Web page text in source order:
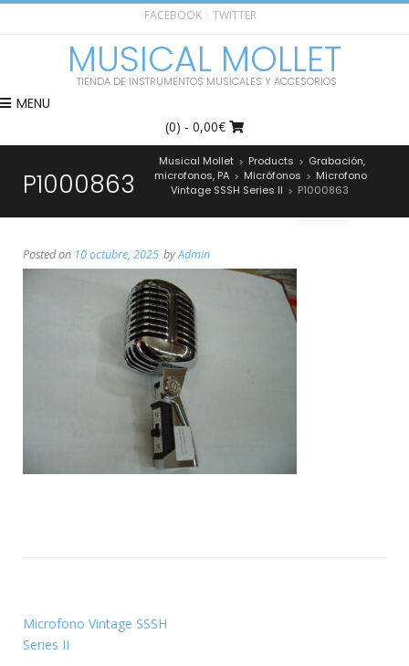
FACEBOOK TWITTER
MUSICAL MOLLET
TIENDA DE INSTRUMENTOS MUSICALES Y ACCESORIOS
MENU
(0) - 0,00€
P1000863
Musical Mollet > Products > Grabación,
microfonos, PA > Micrófonos > Microfono
Vintage SSSH Series II > P1000863
Posted on 10 octubre, 2025 byAdmin
Microfono Vintage SSSH
Series II